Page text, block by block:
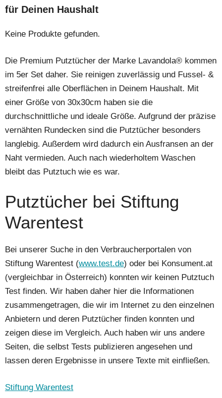
für Deinen Haushalt
Keine Produkte gefunden.
Die Premium Putztücher der Marke Lavandola® kommen
im 5er Set daher. Sie reinigen zuverlässig und Fussel- &
streifenfrei alle Oberflächen in Deinem Haushalt. Mit
einer Größe von 30x30cm haben sie die
durchschnittliche und ideale Größe. Aufgrund der präzise
vernähten Rundecken sind die Putztücher besonders
langlebig. Außerdem wird dadurch ein Ausfransen an der
Naht vermieden. Auch nach wiederholtem Waschen
bleibt das Putztuch wie es war.
Putztücher bei Stiftung
Warentest
Bei unserer Suche in den Verbraucherportalen von
Stiftung Warentest (www.test.de) oder bei Konsument.at
(vergleichbar in Österreich) konnten wir keinen Putztuch
Test finden. Wir haben daher hier die Informationen
zusammengetragen, die wir im Internet zu den einzelnen
Anbietern und deren Putztücher finden konnten und
zeigen diese im Vergleich. Auch haben wir uns andere
Seiten, die selbst Tests publizieren angesehen und
lassen deren Ergebnisse in unsere Texte mit einfließen.
Stiftung Warentest